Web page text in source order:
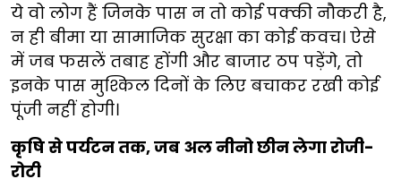
ये वो लोग हैं जिनके पास न तो कोई पक्की नौकरी है,
न ही बीमा या सामाजिक सुरक्षा का कोई कवच। ऐसे
में जब फसलें तबाह होंगी और बाजार ठप पड़ेंगे, तो
इनके पास मुश्किल दिनों के लिए बचाकर रखी कोई
पूंजी नहीं होगी।
कृषि से पर्यटन तक, जब अल नीनो छीन लेगा रोजी-
रोटी